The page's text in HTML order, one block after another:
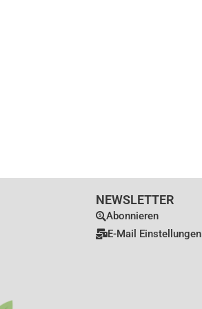
NEWSLETTER
Abonnieren
E-Mail Einstellungen